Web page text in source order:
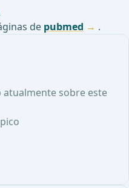
sobre este
de pubmed .